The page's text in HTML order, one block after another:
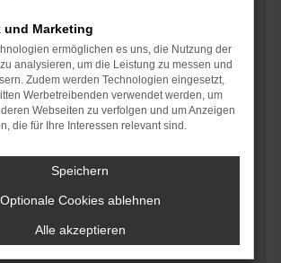
auf dem neuesten Stand sind.
birgt nicht nur ein
sondern kann auch dazu führen,
Funktionen nicht mehr unterstützt
an den Webseitenbetreiber.
oben genannten Schritte versucht hast,
bitte. Wir werden versuchen, das
Du kannst uns diesen Text
uns bei der Fehlersuche zu
und Marketing
ermöglichen es uns, die Nutzung der
analysieren, um die Leistung zu messen und
Zudem werden Technologien eingesetzt,
Werbetreibenden verwendet werden, um
Webseiten zu verfolgen und um Anzeigen
die für Ihre Interessen relevant sind.
Speichern
Optionale Cookies ablehnen
Alle akzeptieren